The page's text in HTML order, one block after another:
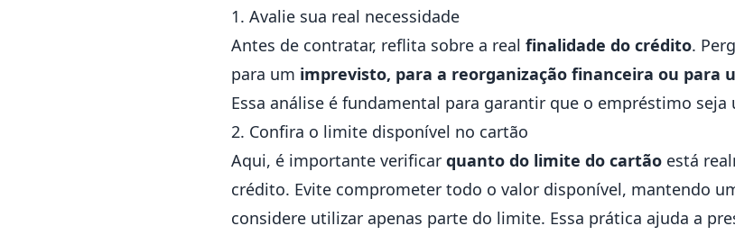
1. Avalie sua real necessidade
Antes de contratar, reflita sobre a real finalidade do crédito.
para um imprevisto, para a reorganização financeira ou para
Essa análise é fundamental para garantir que o empréstimo
2. Confira o limite disponível no cartão
Aqui, é importante verificar quanto do limite do cartão está
crédito. Evite comprometer todo o valor disponível, mantendo
considere utilizar apenas parte do limite. Essa prática ajuda a